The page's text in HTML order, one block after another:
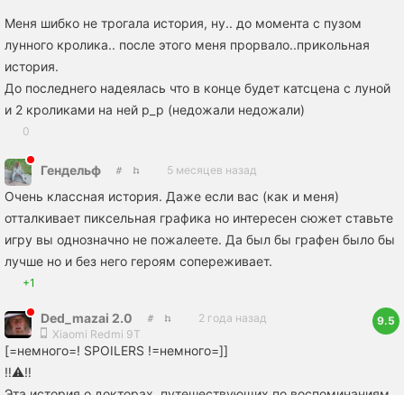
Меня шибко не трогала история, ну.. до момента с пузом
лунного кролика.. после этого меня прорвало..прикольная
история.
До последнего надеялась что в конце будет катсцена с луной
и 2 кроликами на ней p_p (недожали недожали)
0
Гендельф 5 месяцев назад
Очень классная история. Даже если вас (как и меня)
отталкивает пиксельная графика но интересен сюжет ставьте
игру вы однозначно не пожалеете. Да был бы графен было бы
лучше но и без него героям сопереживает.
+1
Ded_mazai 2.0
2 года назад
Xiaomi Redmi 9T
9.5
[=немного=! SPOILERS !=немного=]]
‼️⚠️‼️